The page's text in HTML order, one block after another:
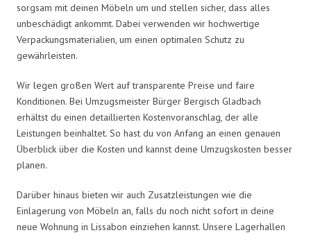
sorgsam mit deinen Möbeln um und stellen sicher, dass alles
unbeschädigt ankommt. Dabei verwenden wir hochwertige
Verpackungsmaterialien, um einen optimalen Schutz zu
gewährleisten.
Wir legen großen Wert auf transparente Preise und faire
Konditionen. Bei Umzugsmeister Bürger Bergisch Gladbach
erhältst du einen detaillierten Kostenvoranschlag, der alle
Leistungen beinhaltet. So hast du von Anfang an einen genauen
Überblick über die Kosten und kannst deine Umzugskosten besser
planen.
Darüber hinaus bieten wir auch Zusatzleistungen wie die
Einlagerung von Möbeln an, falls du noch nicht sofort in deine
neue Wohnung in Lissabon einziehen kannst. Unsere Lagerhallen